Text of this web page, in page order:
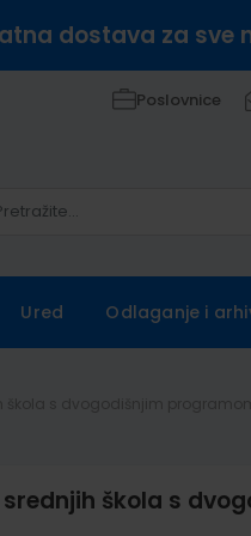
dostava za sve
Poslovnice
Ured Odlaganje i
srednjih škola s